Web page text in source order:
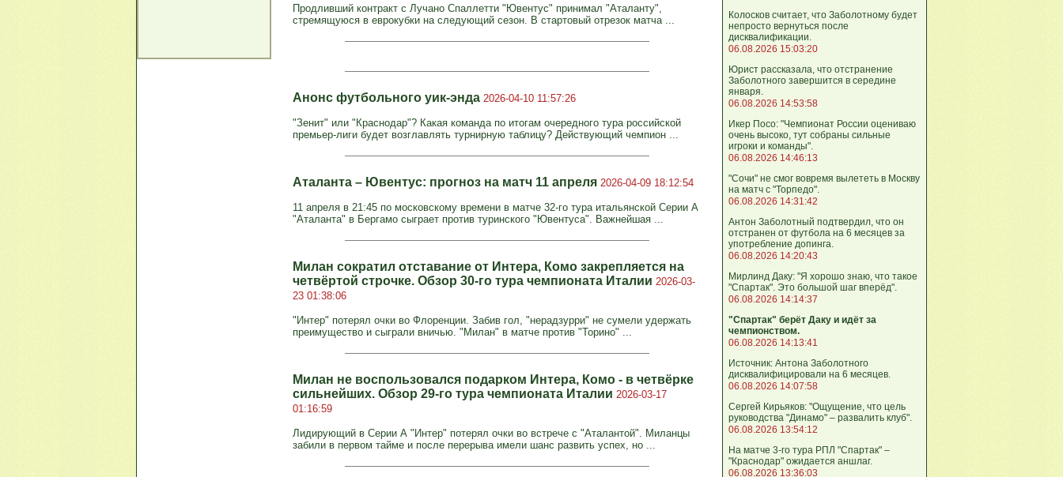
Продливший контракт с Лучано Спаллетти "Ювентус" принимал "Аталанту",
стремящуюся в еврокубки на следующий сезон. В стартовый отрезок матча ...
Анонс футбольного уик-энда 2026-04-10 11:57:26
"Зенит" или "Краснодар"? Какая команда по итогам очередного тура российской
премьер-лиги будет возглавлять турнирную таблицу? Действующий чемпион ...
Аталанта – Ювентус: прогноз на матч 11 апреля 2026-04-09 18:12:54
11 апреля в 21:45 по московскому времени в матче 32-го тура итальянской Серии А
"Аталанта" в Бергамо сыграет против туринского "Ювентуса". Важнейшая ...
Милан сократил отставание от Интера, Комо закрепляется на
четвёртой строчке. Обзор 30-го тура чемпионата Италии 2026-03-
23 01:38:06
"Интер" потерял очки во Флоренции. Забив гол, "нерадзурри" не сумели удержать
преимущество и сыграли вничью. "Милан" в матче против "Торино" ...
Милан не воспользовался подарком Интера, Комо - в четвёрке
сильнейших. Обзор 29-го тура чемпионата Италии 2026-03-17
01:16:59
Лидирующий в Серии А "Интер" потерял очки во встрече с "Аталантой". Миланцы
забили в первом тайме и после перерыва имели шанс развить успех, но ...
Колосков считает, что Заболотному будет
непросто вернуться после
дисквалификации.
06.08.2026 15:03:20
Юрист рассказала, что отстранение
Заболотного завершится в середине
января.
06.08.2026 14:53:58
Икер Посо: "Чемпионат России оцениваю
очень высоко, тут собраны сильные
игроки и команды".
06.08.2026 14:46:13
"Сочи" не смог вовремя вылететь в Москву
на матч с "Торпедо".
06.08.2026 14:31:42
Антон Заболотный подтвердил, что он
отстранен от футбола на 6 месяцев за
употребление допинга.
06.08.2026 14:20:43
Мирлинд Даку: "Я хорошо знаю, что такое
"Спартак". Это большой шаг вперёд".
06.08.2026 14:14:37
"Спартак" берёт Даку и идёт за
чемпионством.
06.08.2026 14:13:41
Источник: Антона Заболотного
дисквалифицировали на 6 месяцев.
06.08.2026 14:07:58
Сергей Кирьяков: "Ощущение, что цель
руководства "Динамо" – развалить клуб".
06.08.2026 13:54:12
На матче 3-го тура РПЛ "Спартак" –
"Краснодар" ожидается аншлаг.
06.08.2026 13:36:03